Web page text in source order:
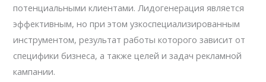
потенциальными клиентами. Лидогенерация является
эффективным, но при этом узкоспециализированным
инструментом, результат работы которого зависит от
специфики бизнеса, а также целей и задач рекламной
кампании.